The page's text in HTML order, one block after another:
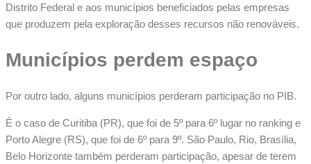
Distrito Federal e aos municípios beneficiados pelas empresas
que produzem pela exploração desses recursos não renováveis.
Municípios perdem espaço
Por outro lado, alguns municípios perderam participação no PIB.
É o caso de Curitiba (PR), que foi de 5º para 6º lugar no ranking e
Porto Alegre (RS), que foi de 6º para 9º. São Paulo, Rio, Brasília,
Belo Horizonte também perderam participação, apesar de terem